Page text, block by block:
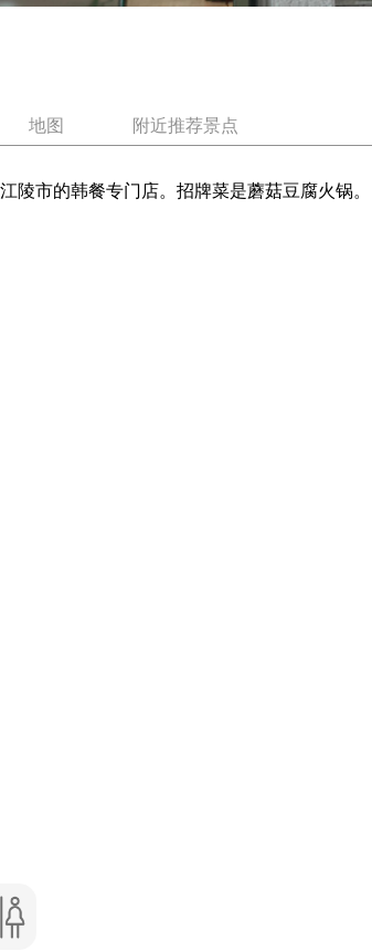
地图 附近推荐景点
陵市的韩餐专门店。招牌菜是蘑菇豆腐火锅。